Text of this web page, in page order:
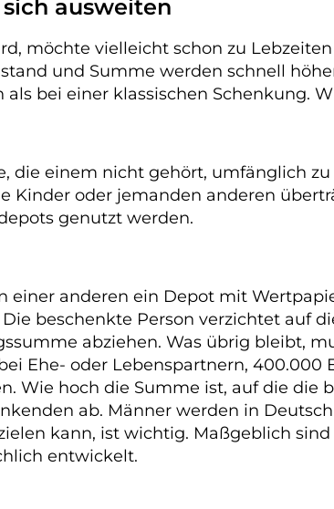
ausweiten
möchte vielleicht schon zu
und Summe werden schnell
bei einer klassischen Schenkung.
die einem nicht gehört, umfänglich
Kinder oder jemanden anderen
genutzt werden.
einer anderen ein Depot mit
beschenkte Person verzichtet auf
abziehen. Was übrig bleibt,
Ehe- oder Lebenspartnern,
Wie hoch die Summe ist, auf die die
ab. Männer werden in
kann, ist wichtig. Maßgeblich
entwickelt.